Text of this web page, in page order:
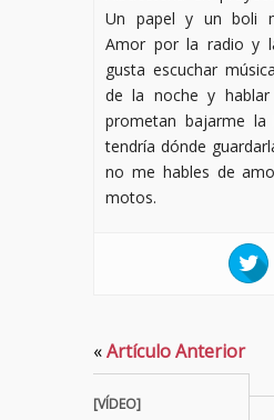
Un papel y un boli
Amor por la radio y
gusta escuchar
de la noche y
prometan bajarme la
tendría dónde
no me hables de
motos.
«Artículo Anterior
[VÍDEO]